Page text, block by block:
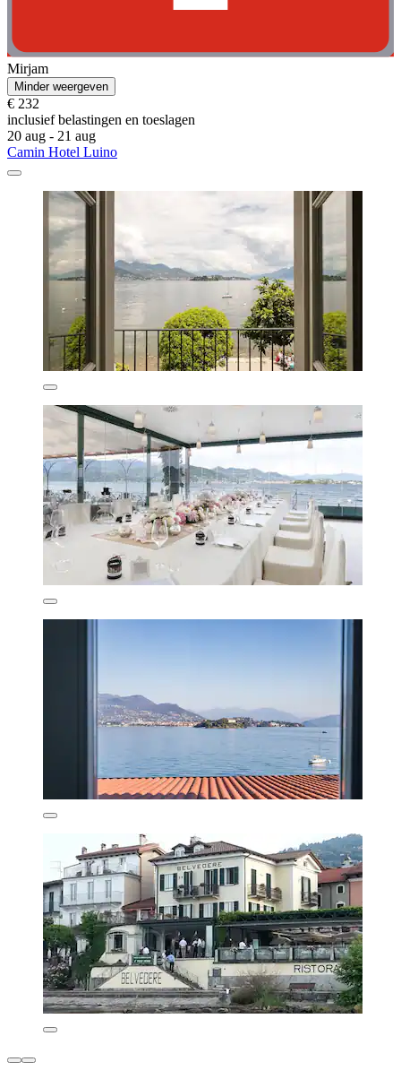
Mirjam
Minder weergeven
€ 232
inclusief belastingen en toeslagen
20 aug - 21 aug
Camin Hotel Luino